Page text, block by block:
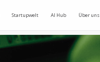
Startupwelt AI Hub Über uns